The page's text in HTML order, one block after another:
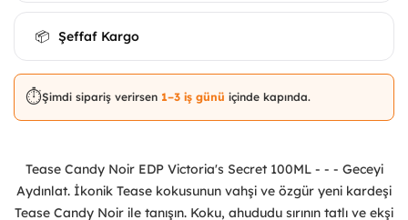
📦 Şeffaf Kargo
⏱️Şimdi sipariş verirsen 1–3 iş günü içinde kapında.
Tease Candy Noir EDP Victoria's Secret 100ML - - - Geceyi
Aydınlat. İkonik Tease kokusunun vahşi ve özgür yeni kardeşi
Tease Candy Noir ile tanışın. Koku, ahududu sırının tatlı ve ekşi